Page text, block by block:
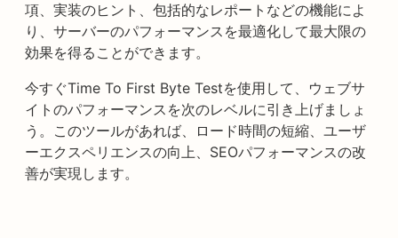
項、実装のヒント、包括的なレポートなどの機能によ
り、サーバーのパフォーマンスを最適化して最大限の
効果を得ることができます。
今すぐTime To First Byte Testを使用して、ウェブサ
イトのパフォーマンスを次のレベルに引き上げましょ
う。このツールがあれば、ロード時間の短縮、ユーザ
ーエクスペリエンスの向上、SEOパフォーマンスの改
善が実現します。